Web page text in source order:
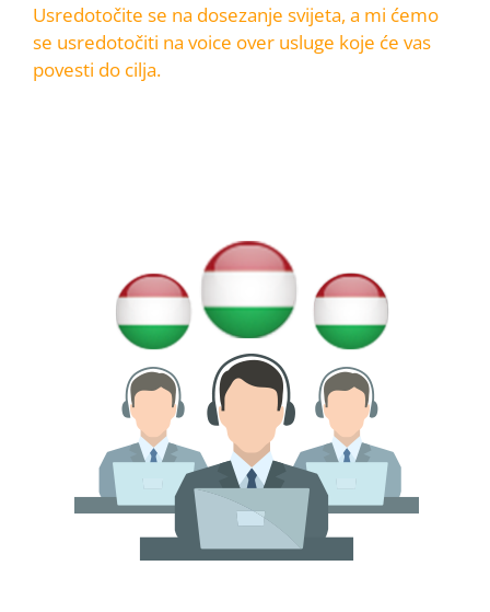
Usredotočite se na dosezanje svijeta, a mi ćemo
se usredotočiti na voice over usluge koje će vas
povesti do cilja.